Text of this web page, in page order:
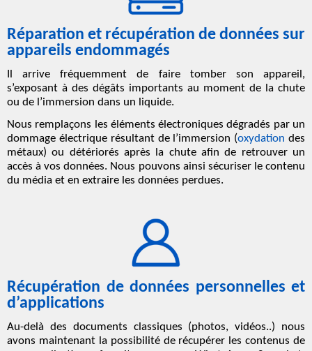
Réparation et récupération de données sur
appareils endommagés
Il arrive fréquemment de faire tomber son appareil,
s’exposant à des dégâts importants au moment de la chute
ou de l’immersion dans un liquide.
Nous remplaçons les éléments électroniques dégradés par un
dommage électrique résultant de l’immersion (oxydation des
métaux) ou détériorés après la chute afin de retrouver un
accès à vos données. Nous pouvons ainsi sécuriser le contenu
du média et en extraire les données perdues.
Récupération de données personnelles et
d’applications
Au-delà des documents classiques (photos, vidéos..) nous
avons maintenant la possibilité de récupérer les contenus de